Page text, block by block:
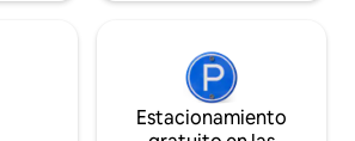
Estacionamiento